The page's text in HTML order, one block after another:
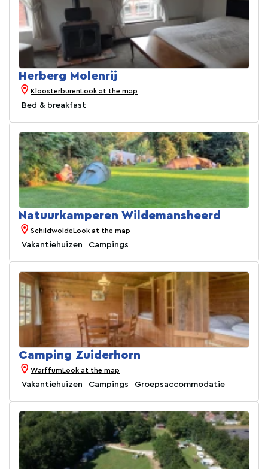
Herberg Molenrij
KloosterburenLook at the map
Bed & breakfast
Natuurkamperen Wildemansheerd
SchildwoldeLook at the map
Vakantiehuizen Campings
Camping Zuiderhorn
WarffumLook at the map
Vakantiehuizen Campings Groepsaccommodatie